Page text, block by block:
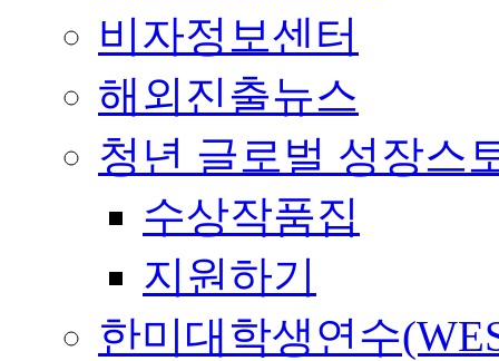
비자정보센터
해외진출뉴스
청년 글로벌 성장스
수상작품집
지원하기
한미대학생연수